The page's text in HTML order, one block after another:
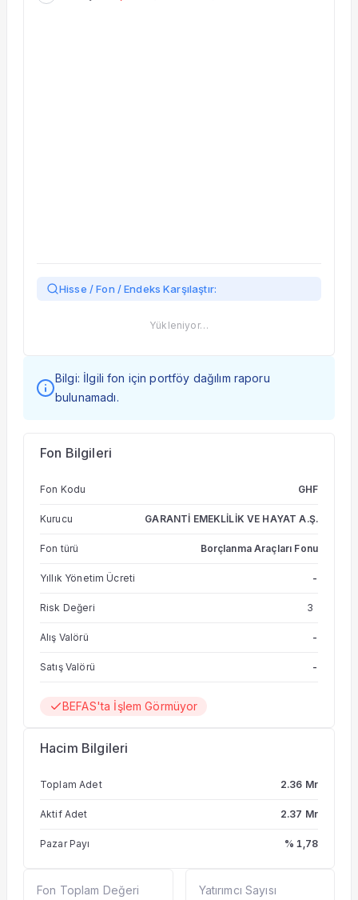
Hisse / Fon / Endeks Karşılaştır:
Yükleniyor…
Bilgi: İlgili fon için portföy dağılım raporu
bulunamadı.
Fon Bilgileri
Fon Kodu GHF
Kurucu GARANTİ EMEKLİLİK VE HAYAT A.Ş.
Fon türü Borçlanma Araçları Fonu
Yıllık Yönetim Ücreti -
Risk Değeri 3
Alış Valörü -
Satış Valörü -
BEFAS'ta İşlem Görmüyor
Hacim Bilgileri
Toplam Adet 2.36 Mr
Aktif Adet 2.37 Mr
Pazar Payı % 1,78
Fon Toplam Değeri Yatırımcı Sayısı